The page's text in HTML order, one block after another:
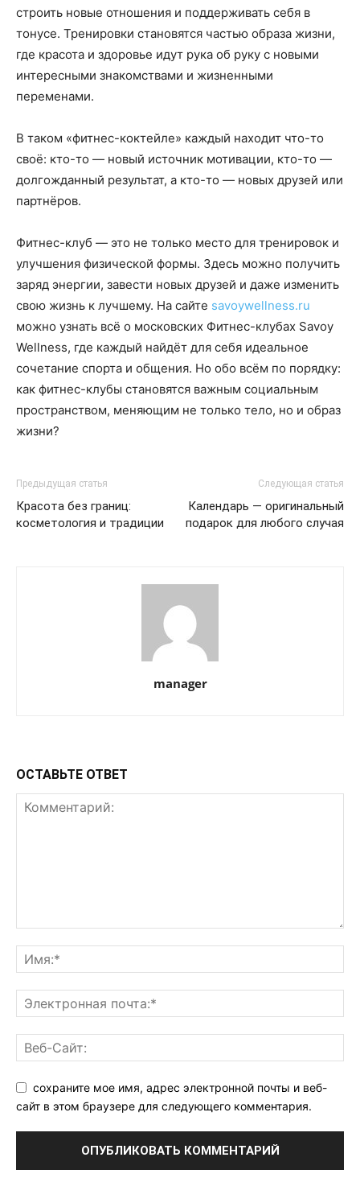
строить новые отношения и поддерживать себя в
тонусе. Тренировки становятся частью образа жизни,
где красота и здоровье идут рука об руку с новыми
интересными знакомствами и жизненными
переменами.
В таком «фитнес-коктейле» каждый находит что-то
своё: кто-то — новый источник мотивации, кто-то —
долгожданный результат, а кто-то — новых друзей или
партнёров.
Фитнес-клуб — это не только место для тренировок и
улучшения физической формы. Здесь можно получить
заряд энергии, завести новых друзей и даже изменить
свою жизнь к лучшему. На сайте savoywellness.ru
можно узнать всё о московских Фитнес-клубах Savoy
Wellness, где каждый найдёт для себя идеальное
сочетание спорта и общения. Но обо всём по порядку:
как фитнес-клубы становятся важным социальным
пространством, меняющим не только тело, но и образ
жизни?
Предыдущая статья
Красота без границ:
косметология и традиции
Следующая статья
Календарь — оригинальный
подарок для любого случая
manager
ОСТАВЬТЕ ОТВЕТ
сохраните мое имя, адрес электронной почты и веб-
сайт в этом браузере для следующего комментария.